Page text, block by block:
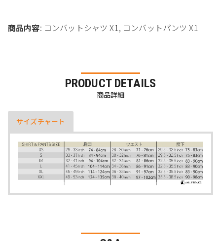
商品内容: コンバットシャツ X1, コンバットパンツ X1
PRODUCT DETAILS
商品詳細
サイズチャート